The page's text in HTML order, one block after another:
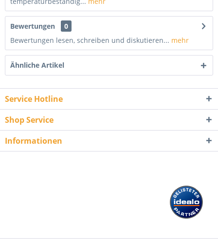
Bewertungen
0
Bewertungen lesen, schreiben und diskutieren... mehr
Ähnliche Artikel
Service Hotline
Shop Service
Informationen